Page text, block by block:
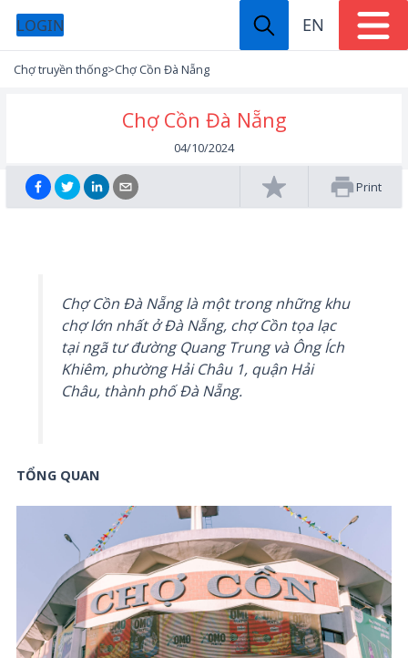
LOGIN EN
Chợ truyền thống>Chợ Cồn Đà Nẵng
Chợ Cồn Đà Nẵng
04/10/2024
Print
Chợ Cồn Đà Nẵng là một trong những khu
chợ lớn nhất ở Đà Nẵng, chợ Cồn tọa lạc
tại ngã tư đường Quang Trung và Ông Ích
Khiêm, phường Hải Châu 1, quận Hải
Châu, thành phố Đà Nẵng.
TỔNG QUAN